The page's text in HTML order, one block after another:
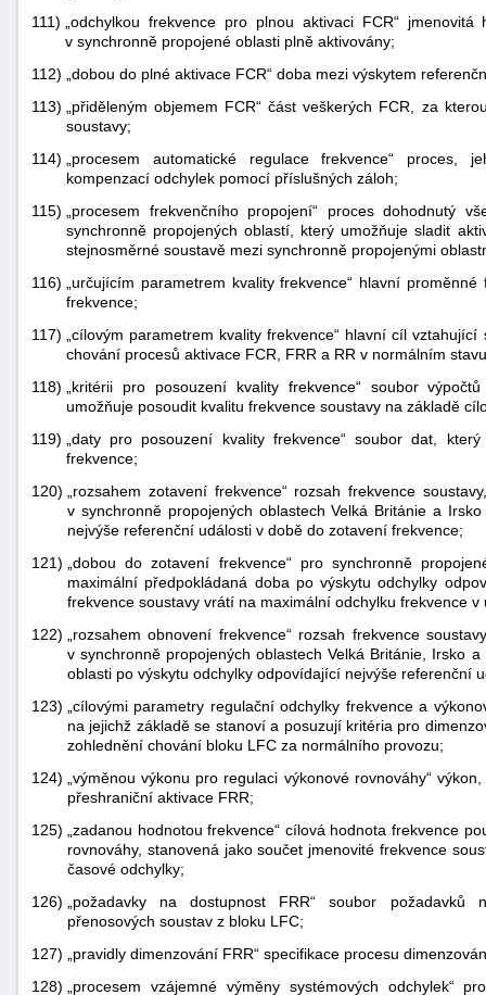
111)
„odchylkou frekvence pro plnou aktivaci FCR“
v synchronně propojené oblasti plně aktivovány;
112)
„dobou do plné aktivace FCR“ doba mezi výskytem
113)
„přiděleným objemem FCR“ část veškerých FCR, za
soustavy;
114)
„procesem automatické regulace frekvence“ proces,
kompenzací odchylek pomocí příslušných záloh;
115)
„procesem frekvenčního propojení“ proces dohodnutý
synchronně propojených oblastí, který umožňuje sladit
stejnosměrné soustavě mezi synchronně propojenými
116)
„určujícím parametrem kvality frekvence“ hlavní
frekvence;
117)
„cílovým parametrem kvality frekvence“ hlavní cíl
chování procesů aktivace FCR, FRR a RR v normálním
118)
„kritérii pro posouzení kvality frekvence“ soubor
umožňuje posoudit kvalitu frekvence soustavy na základě
119)
„daty pro posouzení kvality frekvence“ soubor dat,
frekvence;
120)
„rozsahem zotavení frekvence“ rozsah frekvence
v synchronně propojených oblastech Velká Británie a
nejvýše referenční události v době do zotavení frekvence;
121)
„dobou do zotavení frekvence“ pro synchronně
maximální předpokládaná doba po výskytu odchylky
frekvence soustavy vrátí na maximální odchylku frekvence v
122)
„rozsahem obnovení frekvence“ rozsah frekvence
v synchronně propojených oblastech Velká Británie, Irsko
oblasti po výskytu odchylky odpovídající nejvýše referenční
123)
„cílovými parametry regulační odchylky frekvence a
na jejichž základě se stanoví a posuzují kritéria pro
zohlednění chování bloku LFC za normálního provozu;
124)
„výměnou výkonu pro regulaci výkonové rovnováhy“
přeshraniční aktivace FRR;
125)
„zadanou hodnotou frekvence“ cílová hodnota frekvence
rovnováhy, stanovená jako součet jmenovité frekvence
časové odchylky;
126)
„požadavky na dostupnost FRR“ soubor požadavků
přenosových soustav z bloku LFC;
127)
„pravidly dimenzování FRR“ specifikace procesu
128)
„procesem vzájemné výměny systémových odchylek“